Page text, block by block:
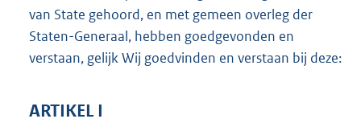
van State gehoord, en met gemeen overleg der
Staten-Generaal, hebben goedgevonden en
verstaan, gelijk Wij goedvinden en verstaan bij deze:
ARTIKEL I